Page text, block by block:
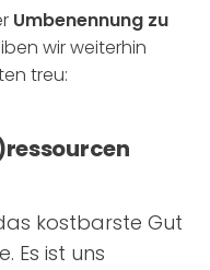
Umbenennung zu
wir weiterhin
treu:
kostbarste Gut
Es ist uns